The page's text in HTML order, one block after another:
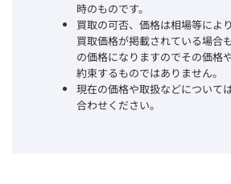
時のものです。
買取の可否、価格は相場等によ
買取価格が掲載されている場合
の価格になりますのでその価格
約束するものではありません。
現在の価格や取扱などについて
合わせください。